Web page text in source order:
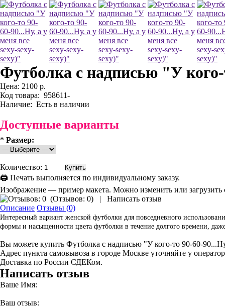
Футболка с надписью "У кого-
Цена: 2100 р.
Код товара: 958611-
Наличие: Есть в наличии
Доступные варианты
* Размер:
Количество:
🖨 Печать выполняется по индивидуальному заказу.
Изображение — пример макета. Можно изменить или загрузить
(Отзывов: 0) |
Написать отзыв
Описание Отзывы (0)
Интересный вариант женской футболки для повседневного
формы и насыщенности цвета футболки в течение долгого времени,
Вы можете купить Футболка с надписью "У кого-то 90-60-
Адрес пункта самовывоза в городе Москве уточняйте у
Доставка по России СДЕКом.
Написать отзыв
Ваше Имя:
Ваш отзыв: